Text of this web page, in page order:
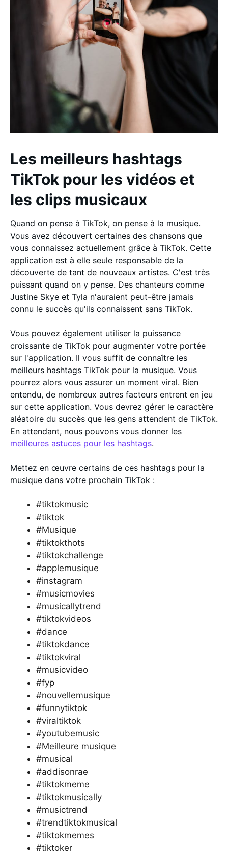
Les meilleurs hashtags
TikTok pour les vidéos et
les clips musicaux
Quand on pense à TikTok, on pense à la musique.
Vous avez découvert certaines des chansons que
vous connaissez actuellement grâce à TikTok. Cette
application est à elle seule responsable de la
découverte de tant de nouveaux artistes. C'est très
puissant quand on y pense. Des chanteurs comme
Justine Skye et Tyla n'auraient peut-être jamais
connu le succès qu'ils connaissent sans TikTok.
Vous pouvez également utiliser la puissance
croissante de TikTok pour augmenter votre portée
sur l'application. Il vous suffit de connaître les
meilleurs hashtags TikTok pour la musique. Vous
pourrez alors vous assurer un moment viral. Bien
entendu, de nombreux autres facteurs entrent en jeu
sur cette application. Vous devrez gérer le caractère
aléatoire du succès que les gens attendent de TikTok.
En attendant, nous pouvons vous donner les
meilleures astuces pour les hashtags.
Mettez en œuvre certains de ces hashtags pour la
musique dans votre prochain TikTok :
#tiktokmusic
#tiktok
#Musique
#tiktokthots
#tiktokchallenge
#applemusique
#instagram
#musicmovies
#musicallytrend
#tiktokvideos
#dance
#tiktokdance
#tiktokviral
#musicvideo
#fyp
#nouvellemusique
#funnytiktok
#viraltiktok
#youtubemusic
#Meilleure musique
#musical
#addisonrae
#tiktokmeme
#tiktokmusically
#musictrend
#trendtiktokmusical
#tiktokmemes
#tiktoker